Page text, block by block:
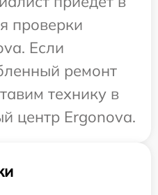
проверки
Если
ремонт
технику в
центр Ergonova.